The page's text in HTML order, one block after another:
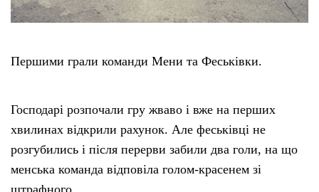
Першими грали команди Мени та Феськівки.
Господарі розпочали гру жваво і вже на перших
хвилинах відкрили рахунок. Але феськівці не
розгубились і після перерви забили два голи, на що
менська команда відповіла голом-красенем зі
штрафного.